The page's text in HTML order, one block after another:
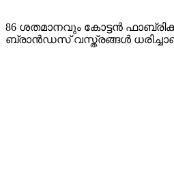
86 ശതമാനവും കോട്ടൻ
ബ്രാൻഡസ് വസ്ത്രങ്ങൾ